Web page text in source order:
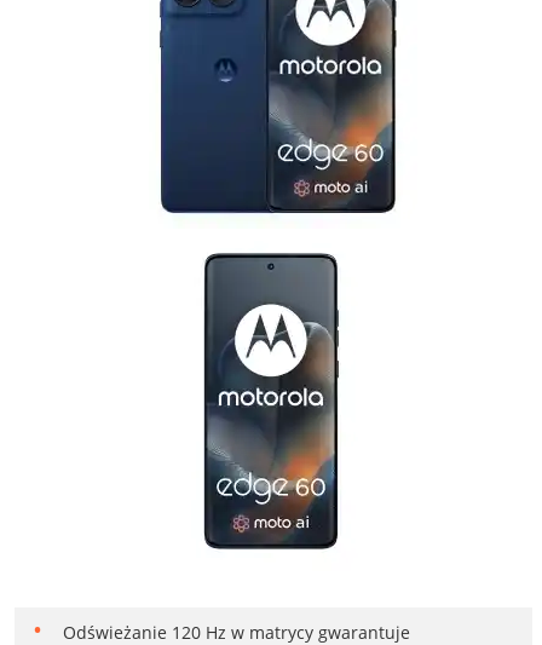
Odświeżanie 120 Hz w matrycy gwarantuje